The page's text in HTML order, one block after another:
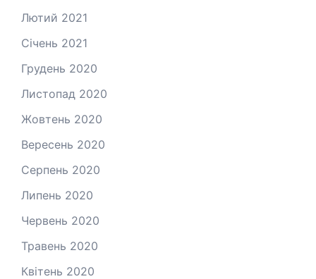
Лютий 2021
Січень 2021
Грудень 2020
Листопад 2020
Жовтень 2020
Вересень 2020
Серпень 2020
Липень 2020
Червень 2020
Травень 2020
Квітень 2020